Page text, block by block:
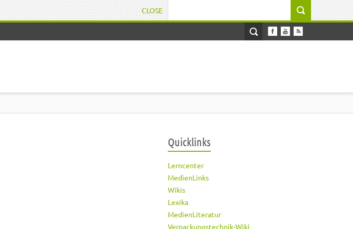
CLOSE
Quicklinks
Lerncenter
MedienLinks
Wikis
Lexika
MedienLiteratur
Verpackungstechnik-Wiki